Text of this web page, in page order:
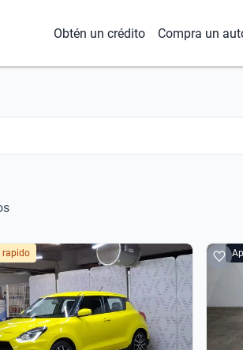
Obtén un crédito Compra un
rapido